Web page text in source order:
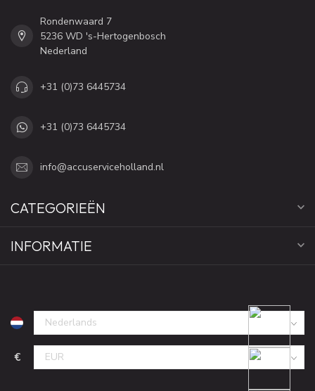
Rondenwaard 7
5236 WD 's-Hertogenbosch
Nederland
+31 (0)73 6445734
+31 (0)73 6445734
info@accuserviceholland.nl
CATEGORIEËN
INFORMATIE
€